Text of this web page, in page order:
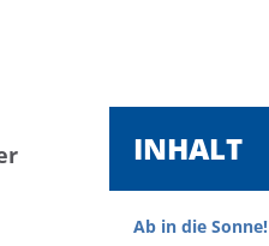
INHALT
Ab in die Sonne!